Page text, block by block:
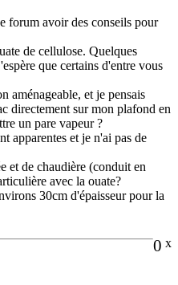
forum avoir des conseils pour
de cellulose. Quelques
que certains d'entre vous
aménageable, et je pensais
directement sur mon plafond en
un pare vapeur ?
apparentes et je n'ai pas de
et de chaudière (conduit en
avec la ouate?
30cm d'épaisseur pour la
0 x